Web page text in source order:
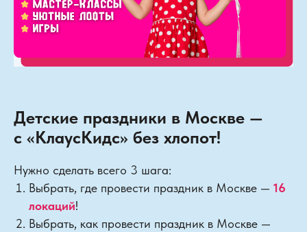
Детские праздники в Москве —
с «КлаусКидс» без хлопот!
Нужно сделать всего 3 шага:
Выбрать, где провести праздник в Москве — 16
локаций!
Выбрать, как провести праздник в Москве —